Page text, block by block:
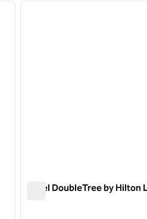
siguiente imagen
1 de 12
Hotel DoubleTree by Hilton